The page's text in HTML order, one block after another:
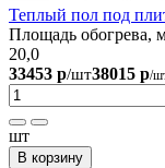
Теплый пол под
Площадь обогрева,
20,0
33453 р/шт38015 р/
шт
В корзину